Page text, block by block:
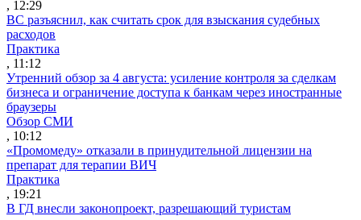
, 12:29
ВС разъяснил, как считать срок для взыскания судебных
расходов
Практика
, 11:12
Утренний обзор за 4 августа: усиление контроля за сделкам
бизнеса и ограничение доступа к банкам через иностранные
браузеры
Обзор СМИ
, 10:12
«Промомеду» отказали в принудительной лицензии на
препарат для терапии ВИЧ
Практика
, 19:21
В ГД внесли законопроект, разрешающий туристам